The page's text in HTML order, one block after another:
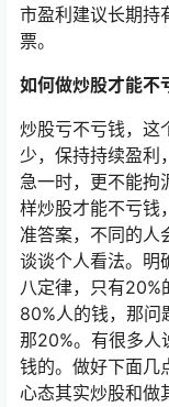
市盈利建议长期持
票。
如何做炒股才能不
炒股亏不亏钱，这
少，保持持续盈利
急一时，更不能拘
样炒股才能不亏钱
准答案，不同的人
谈谈个人看法。明
八定律，只有20%
80%人的钱，那问
那20%。有很多人
钱的。做好下面几
心态其实炒股和做